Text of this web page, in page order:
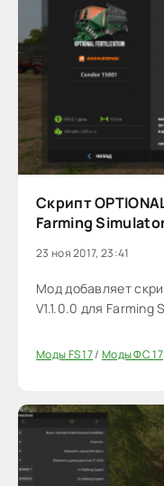
Скрипт
Farming
23 ноя 2017, 23:41
Мод добавляет
V1.1.0.0 для Farming
Моды FS 17/ Моды ФС 17